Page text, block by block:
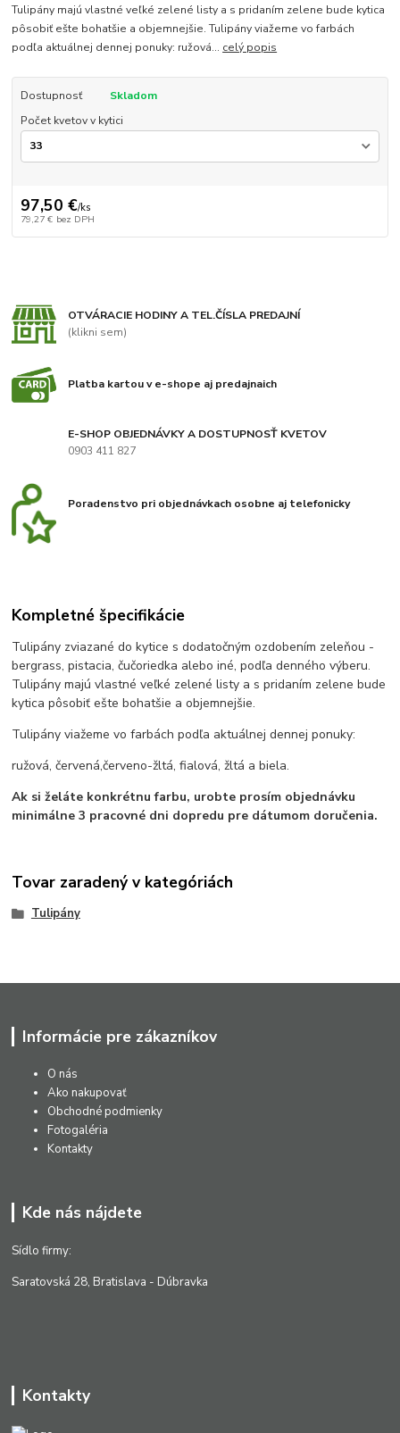
Tulipány majú vlastné veľké zelené listy a s pridaním zelene bude kytica
pôsobiť ešte bohatšie a objemnejšie. Tulipány viažeme vo farbách
podľa aktuálnej dennej ponuky: ružová... celý popis
Dostupnosť
Skladom
Počet kvetov v kytici
97,50 €/ks
79,27 € bez DPH
OTVÁRACIE HODINY A TEL.ČÍSLA PREDAJNÍ
(klikni sem)
Platba kartou v e-shope aj predajnaich
E-SHOP OBJEDNÁVKY A DOSTUPNOSŤ KVETOV
0903 411 827
Poradenstvo pri objednávkach osobne aj telefonicky
Kompletné špecifikácie
Tulipány zviazané do kytice s dodatočným ozdobením zeleňou -
bergrass, pistacia, čučoriedka alebo iné, podľa denného výberu.
Tulipány majú vlastné veľké zelené listy a s pridaním zelene bude
kytica pôsobiť ešte bohatšie a objemnejšie.
Tulipány viažeme vo farbách podľa aktuálnej dennej ponuky:
ružová, červená,červeno-žltá, fialová, žltá a biela.
Ak si želáte konkrétnu farbu, urobte prosím objednávku
minimálne 3 pracovné dni dopredu pre dátumom doručenia.
Tovar zaradený v kategóriách
Tulipány
Informácie pre zákazníkov
O nás
Ako nakupovať
Obchodné podmienky
Fotogaléria
Kontakty
Kde nás nájdete
Sídlo firmy:
Saratovská 28, Bratislava - Dúbravka
Kontakty